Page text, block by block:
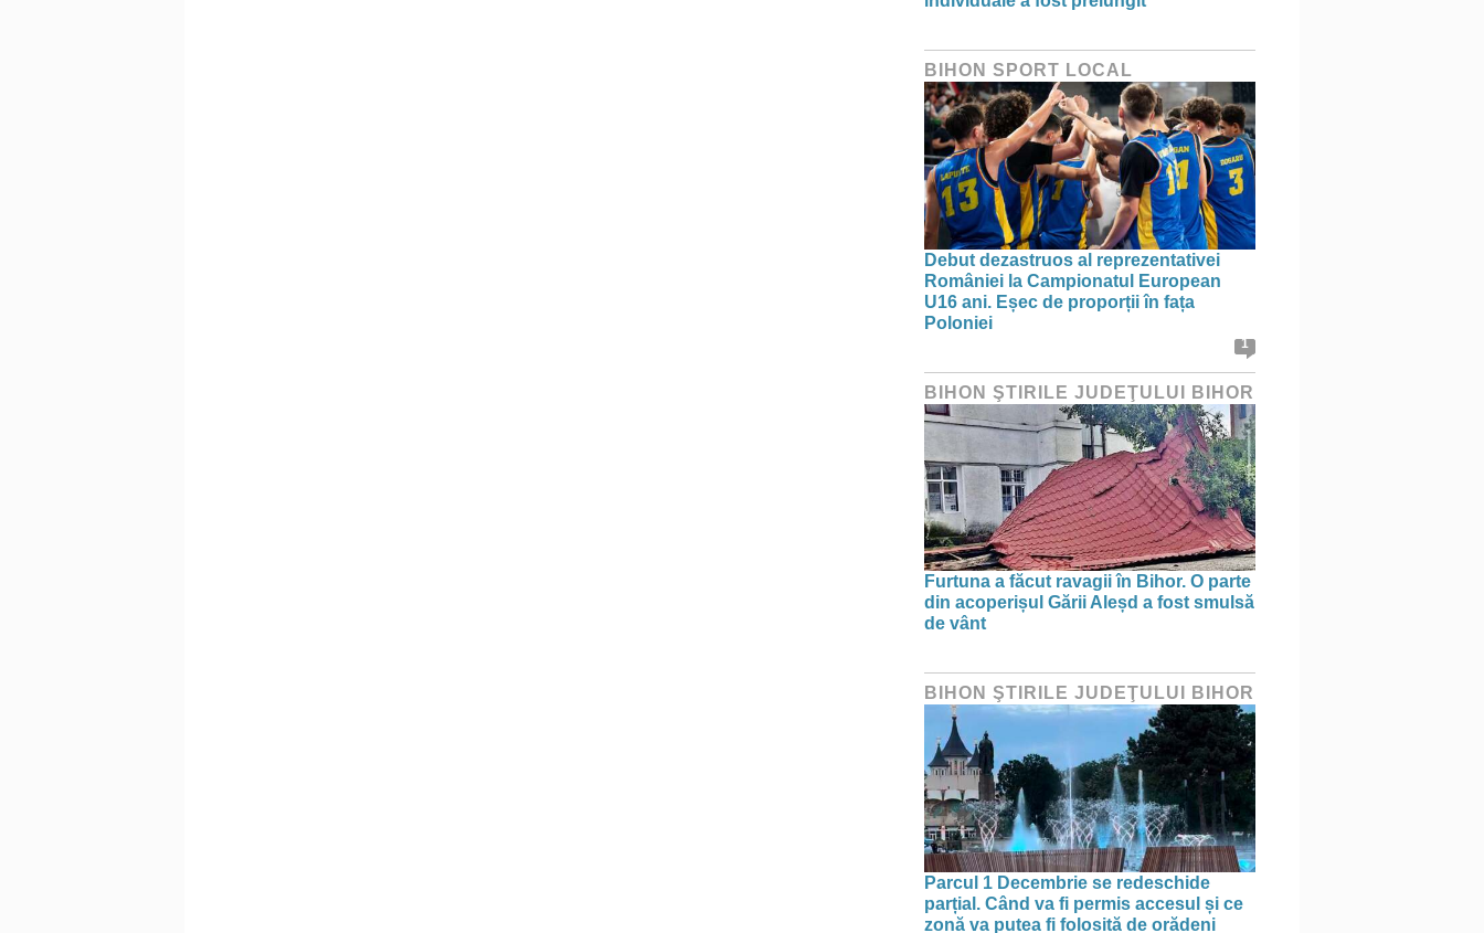
BIHON SPORT LOCAL
Debut dezastruos al reprezentativei
României la Campionatul European
U16 ani. Eșec de proporții în fața
Poloniei
1
BIHON ŞTIRILE JUDEŢULUI BIHOR
Furtuna a făcut ravagii în Bihor. O parte
din acoperișul Gării Aleșd a fost smulsă
de vânt
BIHON ŞTIRILE JUDEŢULUI BIHOR
Parcul 1 Decembrie se redeschide
parțial. Când va fi permis accesul și ce
zonă va putea fi folosită de orădeni